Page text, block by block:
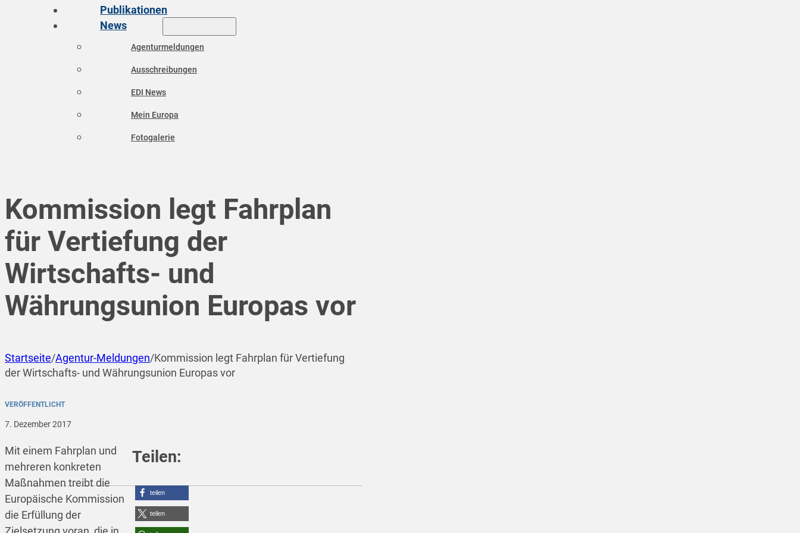
Publikationen
News
Agenturmeldungen
Ausschreibungen
EDI News
Mein Europa
Fotogalerie
Kommission legt Fahrplan
für Vertiefung der
Wirtschafts- und
Währungsunion Europas vor
Startseite/Agentur-Meldungen/Kommission legt Fahrplan für Vertiefung
der Wirtschafts- und Währungsunion Europas vor
VERÖFFENTLICHT
7. Dezember 2017
Mit einem Fahrplan und
mehreren konkreten
Maßnahmen treibt die
Europäische Kommission
die Erfüllung der
Teilen:
teilen
teilen